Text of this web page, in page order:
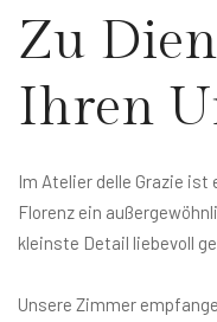
Zu
Ihren
Im Atelier delle Grazie ist
Florenz ein
kleinste Detail liebevoll
Unsere Zimmer